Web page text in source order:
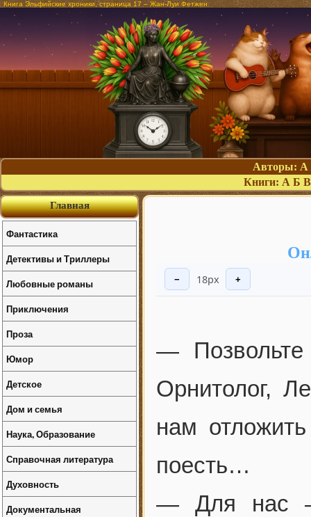
Книга Эльфийские хроники, страница 17 – Жан-Луи Фетжен
Авторы: А
Книги: А Б В
− 18px +
— Позвольте
Орнитолог,
нам
поесть…
— Для нас
Главная
Фантастика
Детективы и Триллеры
Любовные романы
Приключения
Проза
Юмор
Детское
Дом и семья
Наука, Образование
Справочная литература
Духовность
Документальная